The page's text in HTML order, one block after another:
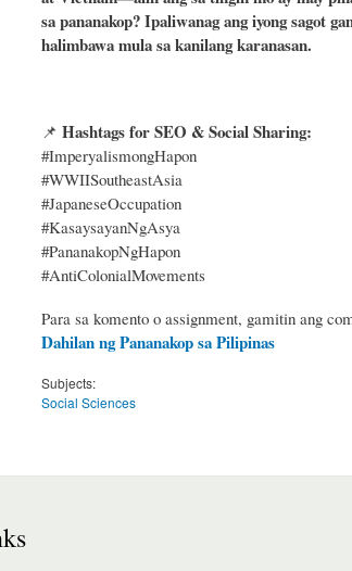
sa pananakop? Ipaliwanag ang iyong sagot
halimbawa mula sa kanilang karanasan.
📌 Hashtags for SEO & Social Sharing:
#ImperyalismongHapon
#WWIISoutheastAsia
#JapaneseOccupation
#KasaysayanNgAsya
#PananakopNgHapon
#AntiColonialMovements
Para sa komento o assignment, gamitin ang
Dahilan ng Pananakop sa Pilipinas
Subjects:
Social Sciences